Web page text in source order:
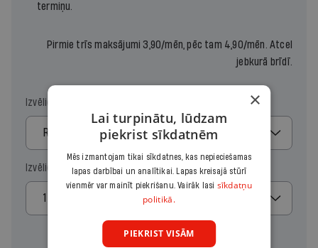
termiņu.
Pirmie trīs maksājumi 3,90/mēn, pēc tam 4,90/mēn. Atcel
jebkurā brīdī.
Izvēlies maksājumu
Regulārais
Izvēlies periodu
1 mēnesis
×
Lai turpinātu, lūdzam
piekrist sīkdatnēm
Mēs izmantojam tikai sīkdatnes, kas nepieciešamas
lapas darbībai un analītikai. Lapas kreisajā stūrī
vienmēr var mainīt piekrišanu. Vairāk lasi sīkdatņu
politikā.
PIEKRIST VISĀM